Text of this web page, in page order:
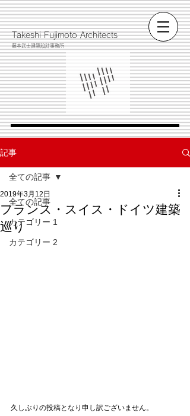
​Takeshi Fujimoto Architects
藤本武士建築設計事務所
記事
全ての記事
カテゴリー 1
カテゴリー 2
全ての記事
フランス・スイス・ドイツ建築
巡り
2019年3月12日
久しぶりの投稿となり申し訳ございません。